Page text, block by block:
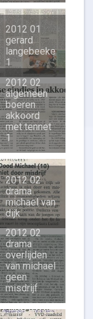
2012 01
gerard
langebeeke
1
2012 02
algemeen
boeren
akkoord
met tennet
1
2012 02
drama
michael van
dijk
2012 02
drama
overlijden
van michael
geen
misdrijf